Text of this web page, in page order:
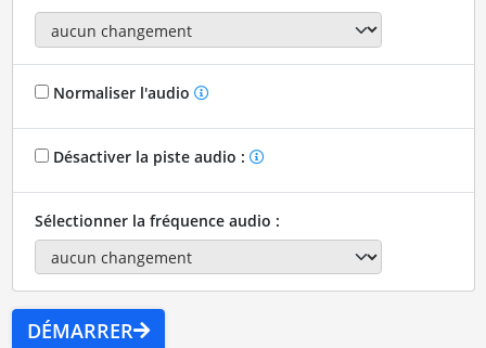
Normaliser l'audio
Désactiver la piste audio :
Sélectionner la fréquence audio :
DÉMARRER